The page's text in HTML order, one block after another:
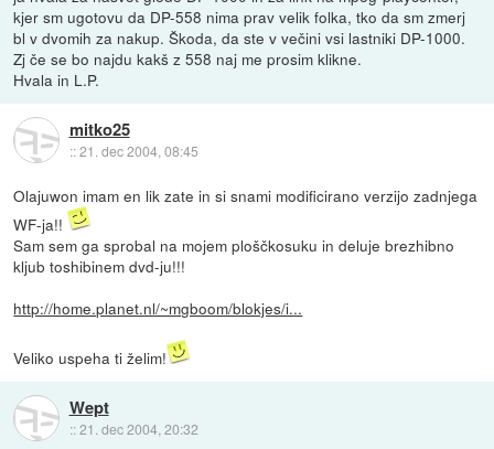
kjer sm ugotovu da DP-558 nima prav velik folka, tko da sm zmerj
bl v dvomih za nakup. Škoda, da ste v večini vsi lastniki DP-1000.
Zj če se bo najdu kakš z 558 naj me prosim klikne.
Hvala in L.P.
mitko25
::21. dec 2004, 08:45
Olajuwon imam en lik zate in si snami modificirano verzijo zadnjega
WF-ja!!
Sam sem ga sprobal na mojem ploščkosuku in deluje brezhibno
kljub toshibinem dvd-ju!!!
http://home.planet.nl/~mgboom/blokjes/i...
Veliko uspeha ti želim!
Wept
::21. dec 2004, 20:32